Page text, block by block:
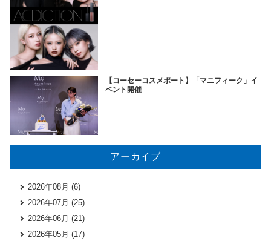
【コーセーコスメポート】「マニフィーク」イ
ベント開催
アーカイブ
2026年08月 (6)
2026年07月 (25)
2026年06月 (21)
2026年05月 (17)